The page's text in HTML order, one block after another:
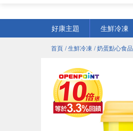
好康主題
生鮮冷凍
首頁 / 生鮮冷凍 / 奶蛋點心食品